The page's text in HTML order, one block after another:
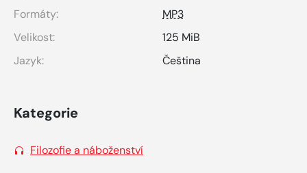
Formáty:
MP3
Velikost:
125 MiB
Jazyk:
Čeština
Kategorie
Filozofie a náboženství